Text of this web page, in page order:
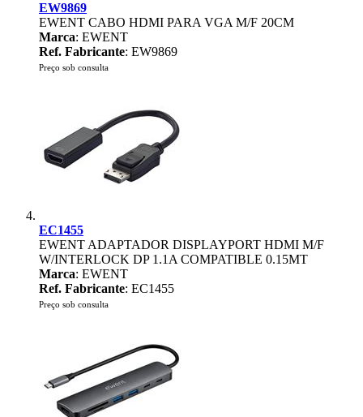
EW9869
EWENT CABO HDMI PARA VGA M/F 20CM
Marca: EWENT
Ref. Fabricante: EW9869
Preço sob consulta
EC1455
EWENT ADAPTADOR DISPLAYPORT HDMI M/F
W/INTERLOCK DP 1.1A COMPATIBLE 0.15MT
Marca: EWENT
Ref. Fabricante: EC1455
Preço sob consulta